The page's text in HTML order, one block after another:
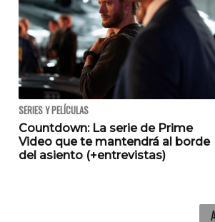
SERIES Y PELÍCULAS
Countdown: La serie de Prime
Video que te mantendrá al borde
del asiento (+entrevistas)